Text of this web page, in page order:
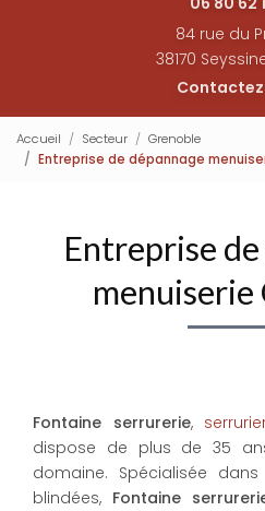
84 rue du
38170
Accueil Secteur
Grenoble
Entreprise de dépannage
Entreprise
menuiserie
Fontaine serrurerie,
dispose de plus de 35
domaine. Spécialisée
blindées, Fontaine